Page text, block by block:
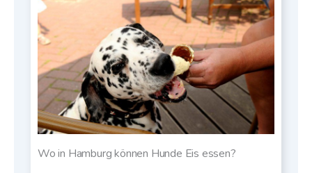
Wo in Hamburg können Hunde Eis essen?